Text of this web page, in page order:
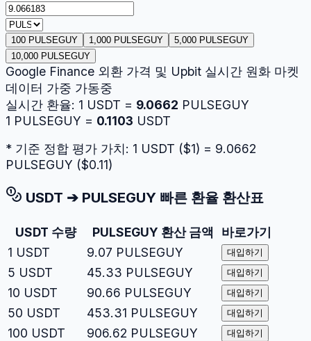
100 PULSEGUY 1,000 PULSEGUY
5,000 PULSEGUY
10,000 PULSEGUY
Google Finance 외환 가격 및 Upbit 실시간 원화 마켓
데이터 가중 가동중
실시간 환율: 1 USDT = 9.0662 PULSEGUY
1 PULSEGUY = 0.1103 USDT
* 기준 정합 평가 가치: 1 USDT ($1) = 9.0662
PULSEGUY ($0.11)
USDT ➔ PULSEGUY 빠른 환율 환산표
USDT 수량 PULSEGUY 환산 금액
바로가기
1 USDT 9.07 PULSEGUY 대입하기
5 USDT 45.33 PULSEGUY 대입하기
10 USDT 90.66 PULSEGUY 대입하기
50 USDT 453.31 PULSEGUY 대입하기
100 USDT 906.62 PULSEGUY 대입하기